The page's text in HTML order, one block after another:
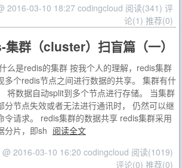
2016-03-10 18:27 codingcloud 阅读(341) 评
论(1) 推荐(0)
群（cluster）扫盲篇（一）
么是redis的集群 按我个人的理解，redis集群
多个redis节点之间进行数据的共享。 集群有什
将数据自动split到多个节点进行存储。 当集群
分节点失效或者无法进行通讯时， 仍然可以继
令请求。 redis集群的数据共享 redis集群采用
分片，即sh 阅读全文
@ 2016-03-10 16:20 codingcloud 阅读(1019)
评论(0) 推荐(0)